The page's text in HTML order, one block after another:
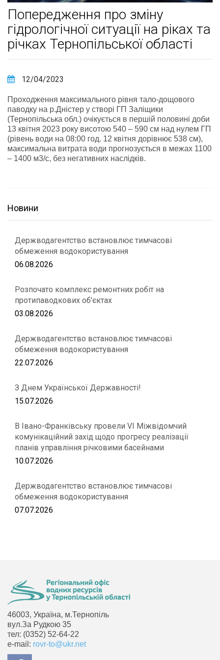
Попередження про зміну
гідрологічної ситуації на ріках та
річках Тернопільської області
12/04/2023
Проходження максимального рівня тало-дощового
паводку на р.Дністер у створі ГП Заліщики
(Тернопільська обл.) очікується в першій половині доби
13 квітня 2023 року висотою 540 – 590 см над нулем ГП
(рівень води на 08:00 год. 12 квітня дорівнює 538 см),
максимальна витрата води прогнозується в межах 1100
– 1400 м3/с, без негативних наслідків.
Новини
Держводагентство встановлює тимчасові
обмеження водокористування
06.08.2026
Розпочато комплекс ремонтних робіт на
протипаводкових об’єктах
03.08.2026
Держводагентство встановлює тимчасові
обмеження водокористування
22.07.2026
З Днем Української Державності!
15.07.2026
В Івано-Франківську провели VІ Міжвідомчий
комунікаційний захід щодо прогресу реалізації
планів управління річковими басейнами
10.07.2026
Держводагентство встановлює тимчасові
обмеження водокористування
07.07.2026
46003, Україна, м.Тернопіль
вул.За Рудкою 35
тел: (0352) 52-64-22
e-mail: rovr-to@ukr.net